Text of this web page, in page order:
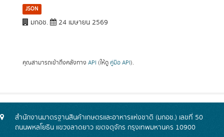
JSON
มกอช. 24 เมษายน 2569
คุณสามารถเข้าถึงคลังทาง API (ให้ดู คู่มือ API).
สำนักงานมาตรฐานสินค้าเกษตรและอาหารแห่งชาติ (มกอช.) เลขที่ 50
ถนนพหลโยธิน แขวงลาดยาว เขตจตุจักร กรุงเทพมหานคร 10900